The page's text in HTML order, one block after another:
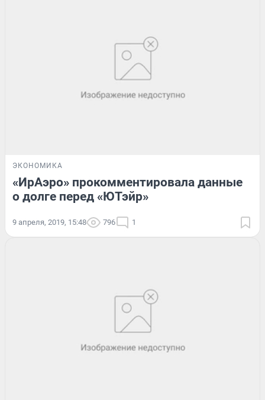
ЭКОНОМИКА
«ИрАэро» прокомментировала данные
о долге перед «ЮТэйр»
9 апреля, 2019, 15:48 796 1